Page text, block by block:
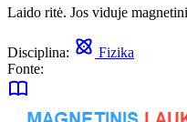
Laido ritė. Jos viduje
Disciplina:
Fizika
Fonte: